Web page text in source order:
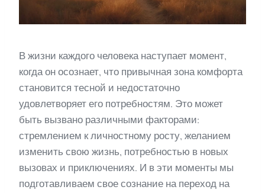
В жизни каждого человека наступает момент,
когда он осознает, что привычная зона комфорта
становится тесной и недостаточно
удовлетворяет его потребностям. Это может
быть вызвано различными факторами:
стремлением к личностному росту, желанием
изменить свою жизнь, потребностью в новых
вызовах и приключениях. И в эти моменты мы
подготавливаем свое сознание на переход на